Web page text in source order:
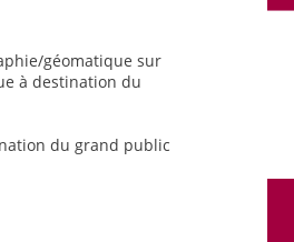
géomatique sur
à destination du
du grand public